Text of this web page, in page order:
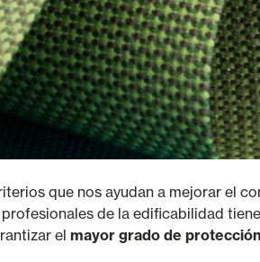
que nos ayudan a mejorar el
de la edificabilidad
el mayor grado de